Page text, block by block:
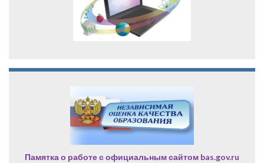
Памятка о работе с официальным сайтом bas.gov.ru